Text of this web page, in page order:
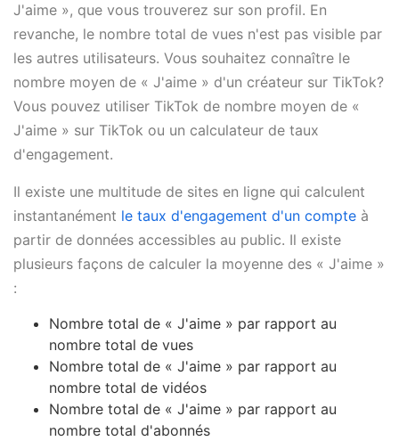
J'aime », que vous trouverez sur son profil. En
revanche, le nombre total de vues n'est pas visible par
les autres utilisateurs. Vous souhaitez connaître le
nombre moyen de « J'aime » d'un créateur sur TikTok?
Vous pouvez utiliser TikTok de nombre moyen de «
J'aime » sur TikTok ou un calculateur de taux
d'engagement.
Il existe une multitude de sites en ligne qui calculent
instantanément le taux d'engagement d'un compte à
partir de données accessibles au public. Il existe
plusieurs façons de calculer la moyenne des « J'aime »
:
Nombre total de « J'aime » par rapport au
nombre total de vues
Nombre total de « J'aime » par rapport au
nombre total de vidéos
Nombre total de « J'aime » par rapport au
nombre total d'abonnés